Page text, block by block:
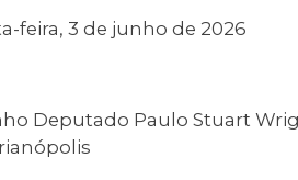
feira, 3 de junho de 2026
Deputado Paulo Stuart